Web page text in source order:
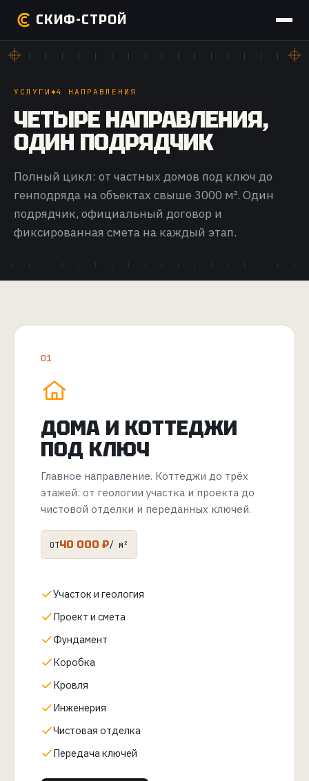
СКИФ-СТРОЙ
УСЛУГИ 4 НАПРАВЛЕНИЯ
ЧЕТЫРЕ НАПРАВЛЕНИЯ,
ОДИН ПОДРЯДЧИК
Полный цикл: от частных домов под ключ до
генподряда на объектах свыше 3000 м². Один
подрядчик, официальный договор и
фиксированная смета на каждый этап.
01
ДОМА И КОТТЕДЖИ
ПОД КЛЮЧ
Главное направление. Коттеджи до трёх
этажей: от геологии участка и проекта до
чистовой отделки и переданных ключей.
ОТ40 000 ₽/ м²
Участок и геология
Проект и смета
Фундамент
Коробка
Кровля
Инженерия
Чистовая отделка
Передача ключей